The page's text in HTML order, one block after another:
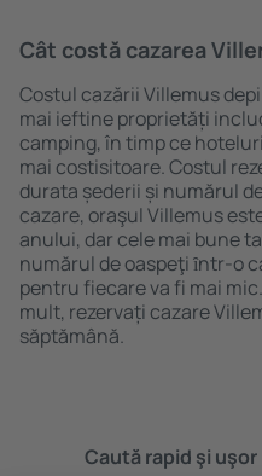
Cât costă cazarea
Costul cazării Villemus
mai ieftine proprietăți
camping, în timp ce
mai costisitoare. Costul
durata șederii și numărul
cazare, oraşul Villemus
anului, dar cele mai bune
numărul de oaspeţi ȋntr-o
pentru fiecare va fi mai
mult, rezervați cazare
săptămână.
Caută rapid şi uşor